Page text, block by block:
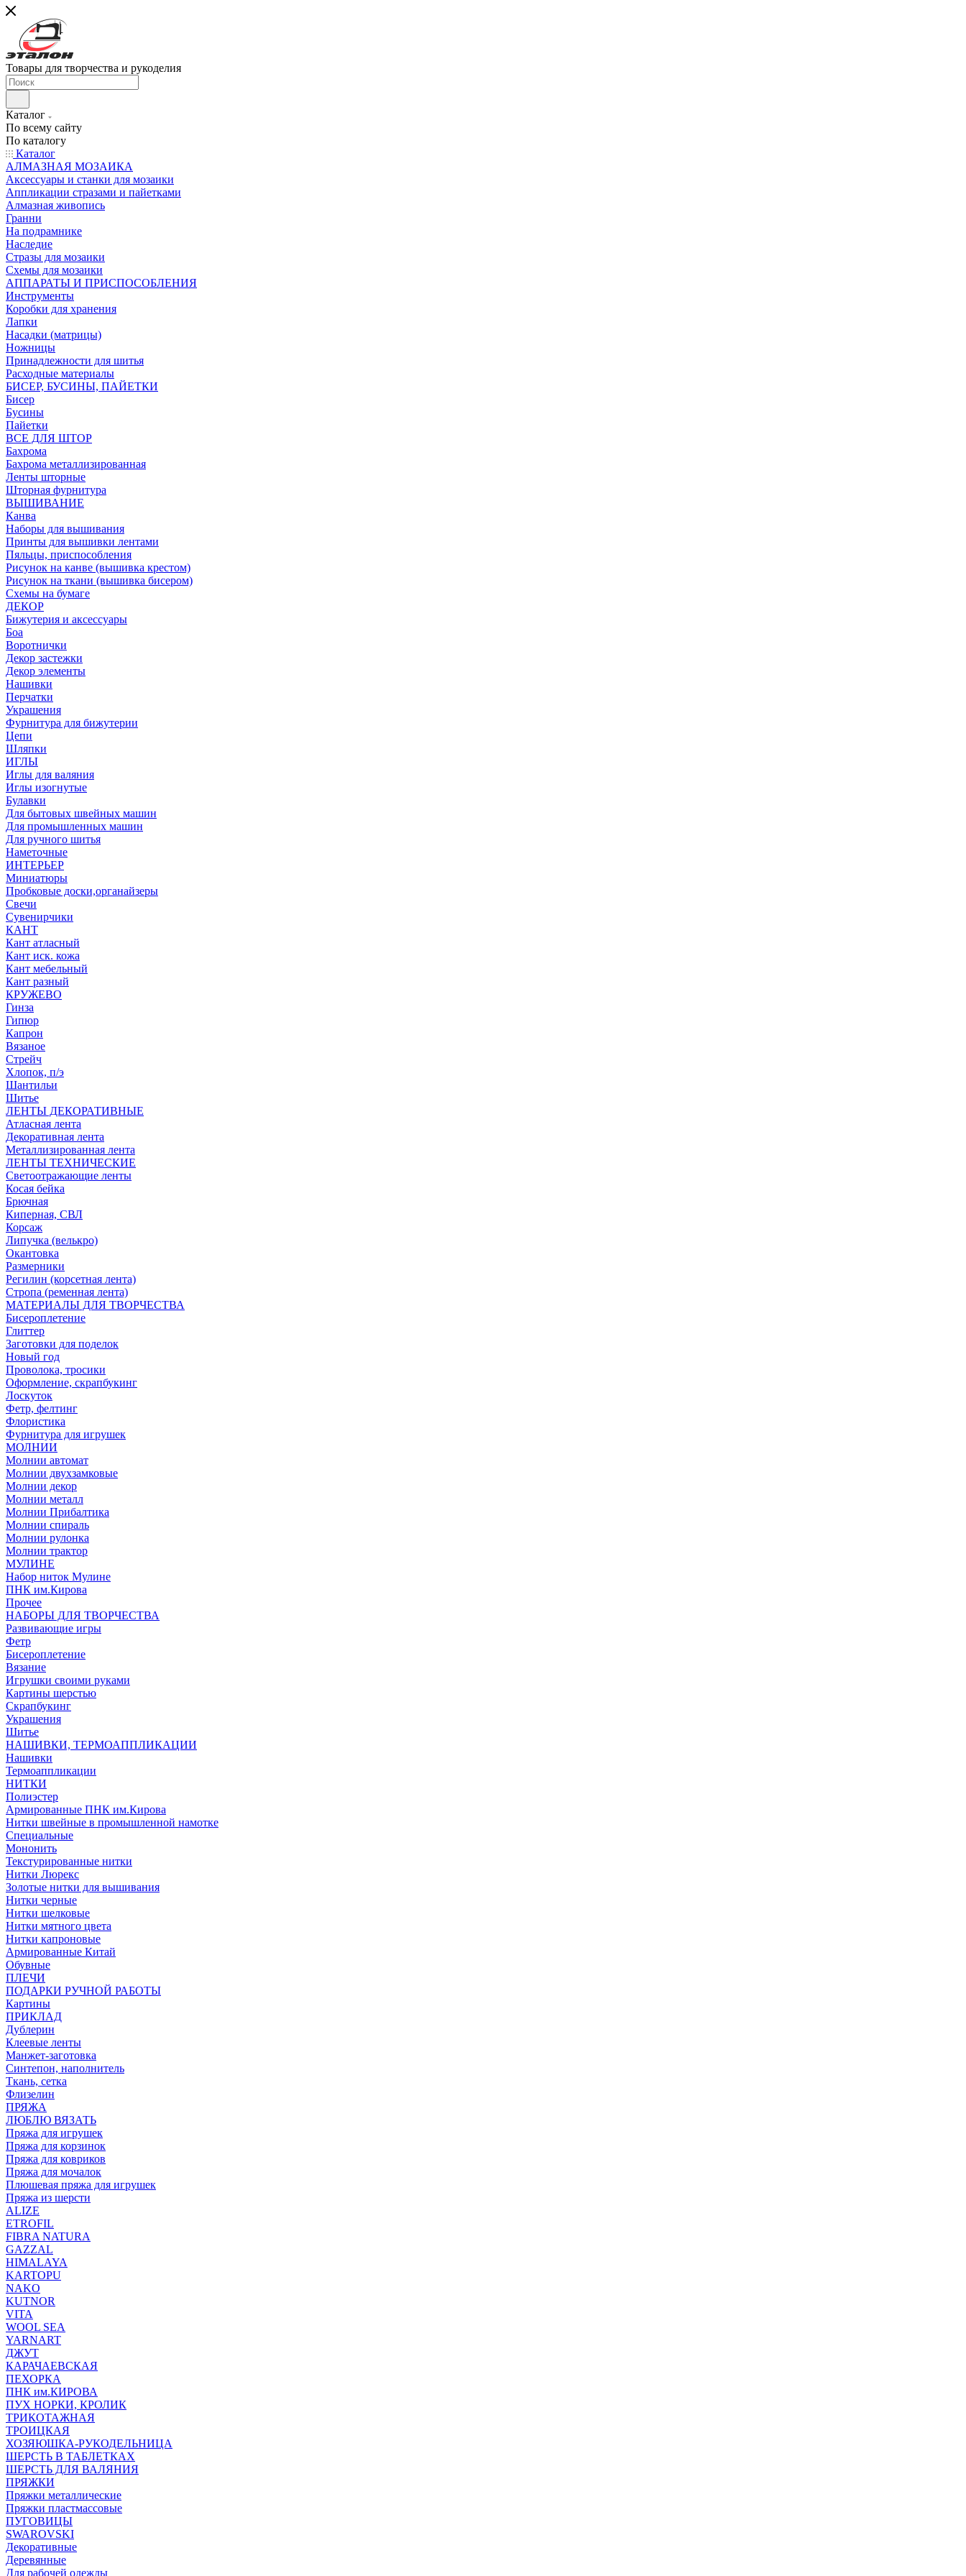
Товары для творчества и рукоделия
Каталог
По всему сайту
По каталогу
Каталог
АЛМАЗНАЯ МОЗАИКА
Аксессуары и станки для мозаики
Аппликации стразами и пайетками
Алмазная живопись
Гранни
На подрамнике
Наследие
Стразы для мозаики
Схемы для мозаики
АППАРАТЫ И ПРИСПОСОБЛЕНИЯ
Инструменты
Коробки для хранения
Лапки
Насадки (матрицы)
Ножницы
Принадлежности для шитья
Расходные материалы
БИСЕР, БУСИНЫ, ПАЙЕТКИ
Бисер
Бусины
Пайетки
ВСЕ ДЛЯ ШТОР
Бахрома
Бахрома металлизированная
Ленты шторные
Шторная фурнитура
ВЫШИВАНИЕ
Канва
Наборы для вышивания
Принты для вышивки лентами
Пяльцы, приспособления
Рисунок на канве (вышивка крестом)
Рисунок на ткани (вышивка бисером)
Схемы на бумаге
ДЕКОР
Бижутерия и аксессуары
Боа
Воротнички
Декор застежки
Декор элементы
Нашивки
Перчатки
Украшения
Фурнитура для бижутерии
Цепи
Шляпки
ИГЛЫ
Иглы для валяния
Иглы изогнутые
Булавки
Для бытовых швейных машин
Для промышленных машин
Для ручного шитья
Наметочные
ИНТЕРЬЕР
Миниатюры
Пробковые доски,органайзеры
Свечи
Сувенирчики
КАНТ
Кант атласный
Кант иск. кожа
Кант мебельный
Кант разный
КРУЖЕВО
Гинза
Гипюр
Капрон
Вязаное
Стрейч
Хлопок, п/э
Шантильи
Шитье
ЛЕНТЫ ДЕКОРАТИВНЫЕ
Атласная лента
Декоративная лента
Металлизированная лента
ЛЕНТЫ ТЕХНИЧЕСКИЕ
Светоотражающие ленты
Косая бейка
Брючная
Киперная, СВЛ
Корсаж
Липучка (велькро)
Окантовка
Размерники
Регилин (корсетная лента)
Стропа (ременная лента)
МАТЕРИАЛЫ ДЛЯ ТВОРЧЕСТВА
Бисероплетение
Глиттер
Заготовки для поделок
Новый год
Проволока, тросики
Оформление, скрапбукинг
Лоскуток
Фетр, фелтинг
Флористика
Фурнитура для игрушек
МОЛНИИ
Молнии автомат
Молнии двухзамковые
Молнии декор
Молнии металл
Молнии Прибалтика
Молнии спираль
Молнии рулонка
Молнии трактор
МУЛИНЕ
Набор ниток Мулине
ПНК им.Кирова
Прочее
НАБОРЫ ДЛЯ ТВОРЧЕСТВА
Развивающие игры
Фетр
Бисероплетение
Вязание
Игрушки своими руками
Картины шерстью
Скрапбукинг
Украшения
Шитье
НАШИВКИ, ТЕРМОАППЛИКАЦИИ
Нашивки
Термоаппликации
НИТКИ
Полиэстер
Армированные ПНК им.Кирова
Нитки швейные в промышленной намотке
Специальные
Мононить
Текстурированные нитки
Нитки Люрекс
Золотые нитки для вышивания
Нитки черные
Нитки шелковые
Нитки мятного цвета
Нитки капроновые
Армированные Китай
Обувные
ПЛЕЧИ
ПОДАРКИ РУЧНОЙ РАБОТЫ
Картины
ПРИКЛАД
Дублерин
Клеевые ленты
Манжет-заготовка
Синтепон, наполнитель
Ткань, сетка
Флизелин
ПРЯЖА
ЛЮБЛЮ ВЯЗАТЬ
Пряжа для игрушек
Пряжа для корзинок
Пряжа для ковриков
Пряжа для мочалок
Плюшевая пряжа для игрушек
Пряжа из шерсти
ALIZE
ETROFIL
FIBRA NATURA
GAZZAL
HIMALAYA
KARTOPU
NAKO
KUTNOR
VITA
WOOL SEA
YARNART
ДЖУТ
КАРАЧАЕВСКАЯ
ПЕХОРКА
ПНК им.КИРОВА
ПУХ НОРКИ, КРОЛИК
ТРИКОТАЖНАЯ
ТРОИЦКАЯ
ХОЗЯЮШКА-РУКОДЕЛЬНИЦА
ШЕРСТЬ В ТАБЛЕТКАХ
ШЕРСТЬ ДЛЯ ВАЛЯНИЯ
ПРЯЖКИ
Пряжки металлические
Пряжки пластмассовые
ПУГОВИЦЫ
SWAROVSKI
Декоративные
Деревянные
Для рабочей одежды